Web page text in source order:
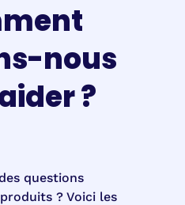
nous
?
questions
? Voici les